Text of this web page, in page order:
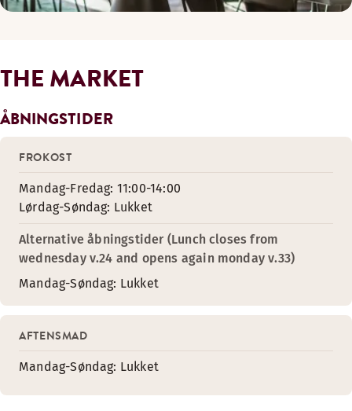
THE MARKET
ÅBNINGSTIDER
FROKOST
Mandag-Fredag: 11:00-14:00
Lørdag-Søndag: Lukket
Alternative åbningstider (Lunch closes from
wednesday v.24 and opens again monday v.33)
Mandag-Søndag: Lukket
AFTENSMAD
Mandag-Søndag: Lukket